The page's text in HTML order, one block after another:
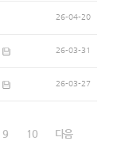
26-04-20
26-03-31
26-03-27
9 10 다음